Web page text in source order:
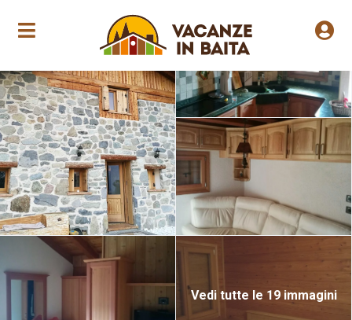
Apertura annuale
Vedi tutte le 19 immagini